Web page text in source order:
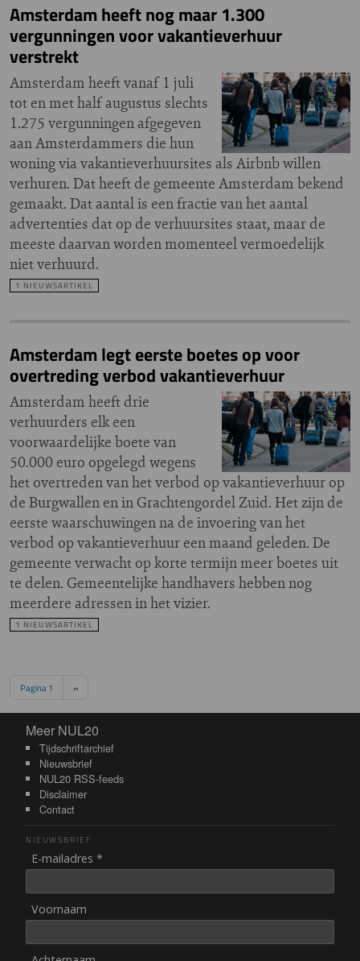
Amsterdam heeft nog maar 1.300
vergunningen voor vakantieverhuur
verstrekt
Amsterdam heeft vanaf 1 juli
tot en met half augustus slechts
1.275 vergunningen afgegeven
aan Amsterdammers die hun
woning via vakantieverhuursites als Airbnb willen
verhuren. Dat heeft de gemeente Amsterdam bekend
gemaakt. Dat aantal is een fractie van het aantal
advertenties dat op de verhuursites staat, maar de
meeste daarvan worden momenteel vermoedelijk
niet verhuurd.
1 NIEUWSARTIKEL
Amsterdam legt eerste boetes op voor
overtreding verbod vakantieverhuur
Amsterdam heeft drie
verhuurders elk een
voorwaardelijke boete van
50.000 euro opgelegd wegens
het overtreden van het verbod op vakantieverhuur op
de Burgwallen en in Grachtengordel Zuid. Het zijn de
eerste waarschuwingen na de invoering van het
verbod op vakantieverhuur een maand geleden. De
gemeente verwacht op korte termijn meer boetes uit
te delen. Gemeentelijke handhavers hebben nog
meerdere adressen in het vizier.
1 NIEUWSARTIKEL
Paginering
Pagina 1 Volgende pagina
››
Meer NUL20
Meer NUL20
Tijdschriftarchief
Nieuwsbrief
NUL20 RSS-feeds
Disclaimer
Contact
NIEUWSBRIEF
E-mailadres *
Voornaam